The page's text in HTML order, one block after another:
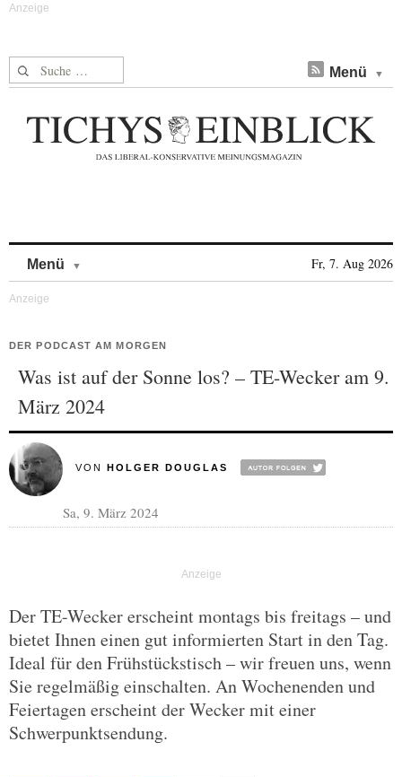
Suche nach: Menü
Menü Fr, 7. Aug 2026
DER PODCAST AM MORGEN
Was ist auf der Sonne los? – TE-Wecker am 9.
März 2024
VON HOLGER DOUGLAS
Sa, 9. März 2024
Der TE-Wecker erscheint montags bis freitags – und
bietet Ihnen einen gut informierten Start in den Tag.
Ideal für den Frühstückstisch – wir freuen uns, wenn
Sie regelmäßig einschalten. An Wochenenden und
Feiertagen erscheint der Wecker mit einer
Schwerpunktsendung.